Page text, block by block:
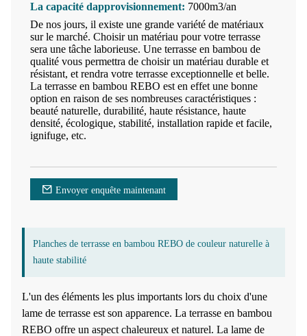
La capacité dapprovisionnement: 7000m3/an
De nos jours, il existe une grande variété de matériaux
sur le marché. Choisir un matériau pour votre terrasse
sera une tâche laborieuse. Une terrasse en bambou de
qualité vous permettra de choisir un matériau durable et
résistant, et rendra votre terrasse exceptionnelle et belle.
La terrasse en bambou REBO est en effet une bonne
option en raison de ses nombreuses caractéristiques :
beauté naturelle, durabilité, haute résistance, haute
densité, écologique, stabilité, installation rapide et facile,
ignifuge, etc.
Envoyer enquête maintenant
Planches de terrasse en bambou REBO de couleur naturelle à
haute stabilité
L'un des éléments les plus importants lors du choix d'une
lame de terrasse est son apparence. La terrasse en bambou
REBO offre un aspect chaleureux et naturel. La lame de